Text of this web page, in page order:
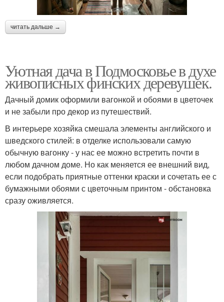
читать дальше →
Уютная дача в Подмосковье в духе
живописных финских деревушек.
Дачный домик оформили вагонкой и обоями в цветочек
и не забыли про декор из путешествий.
В интерьере хозяйка смешала элементы английского и
шведского стилей: в отделке использовали самую
обычную вагонку - у нас ее можно встретить почти в
любом дачном доме. Но как меняется ее внешний вид,
если подобрать приятные оттенки краски и сочетать ее с
бумажными обоями с цветочным принтом - обстановка
сразу оживляется.